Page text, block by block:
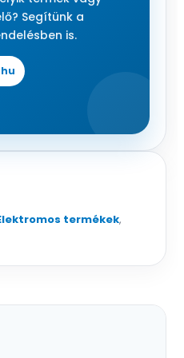
Segítünk a
is.
termékek,